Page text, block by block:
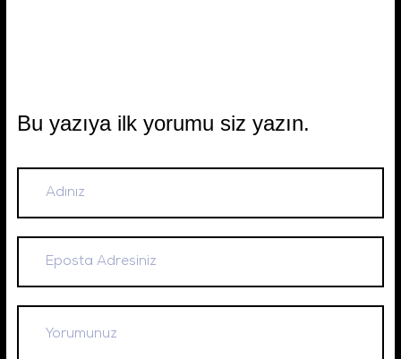
Bu yazıya ilk yorumu siz yazın.